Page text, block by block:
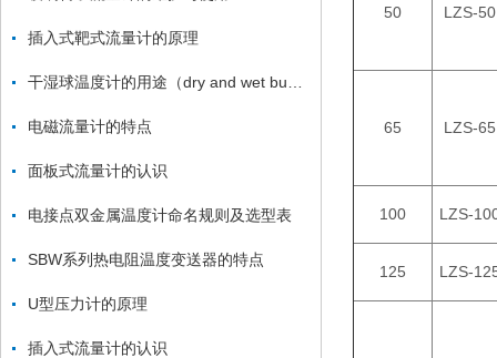
插入式靶式流量计的原理
电磁流量计的特点
面板式流量计的认识
电接点双金属温度计命名规则及选型表
SBW系列热电阻温度变送器的特点
U型压力计的原理
插入式流量计的认识
50 LZS-50
65 LZS-65
100 LZS-
125 LZS-